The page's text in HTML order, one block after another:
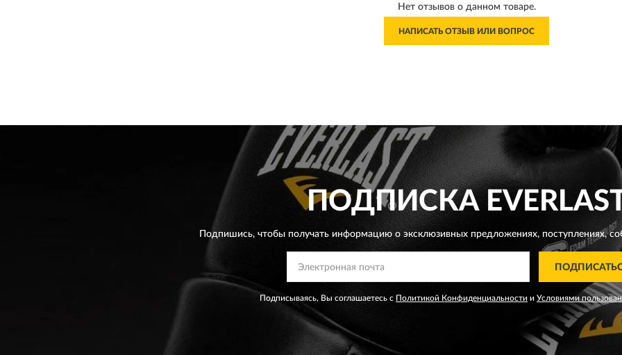
Нет отзывов о данном товаре.
НАПИСАТЬ ОТЗЫВ ИЛИ ВОПРОС
ПОДПИСКА
Подпишись, чтобы получать информацию о эксклюзивных предложениях,поступлениях,
Подписываясь, Вы соглашаетесь с Политикой Конфиденциальности и Условиями